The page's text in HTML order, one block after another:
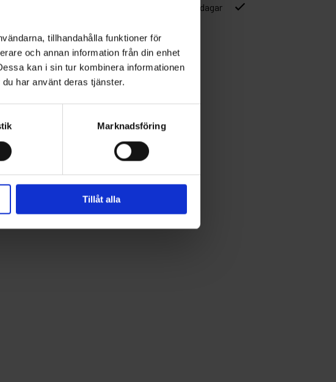
tillhandahålla funktioner för
och annan information från din enhet
kan i sin tur kombinera informationen
har använt deras tjänster.
Marknadsföring
Tillåt alla
Leverans inom 1-5 dagar